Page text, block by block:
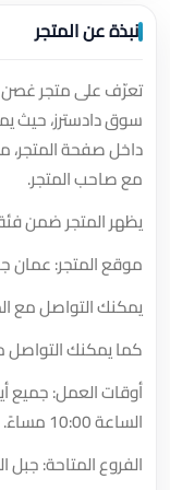
نبذة عن المتجر
تعرّف على متجر غصن
سوق دادسترز، حيث
داخل صفحة المتجر،
مع صاحب المتجر.
يظهر المتجر ضمن
موقع المتجر: عمان
يمكنك التواصل مع
كما يمكنك
الساعة 10:00 مساءً.
الفروع المتاحة: جبل